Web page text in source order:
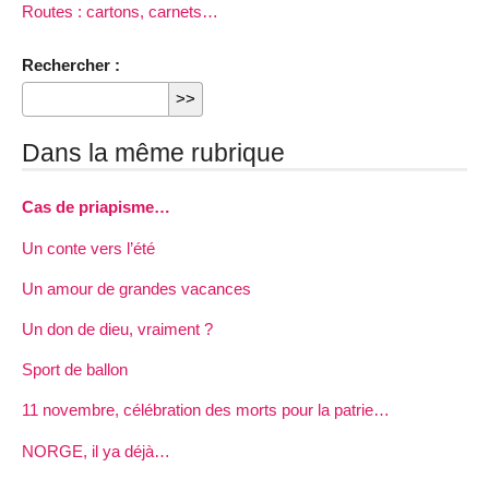
Routes : cartons, carnets…
Rechercher :
Dans la même rubrique
Cas de priapisme…
Un conte vers l’été
Un amour de grandes vacances
Un don de dieu, vraiment ?
Sport de ballon
11 novembre, célébration des morts pour la patrie…
NORGE, il ya déjà…